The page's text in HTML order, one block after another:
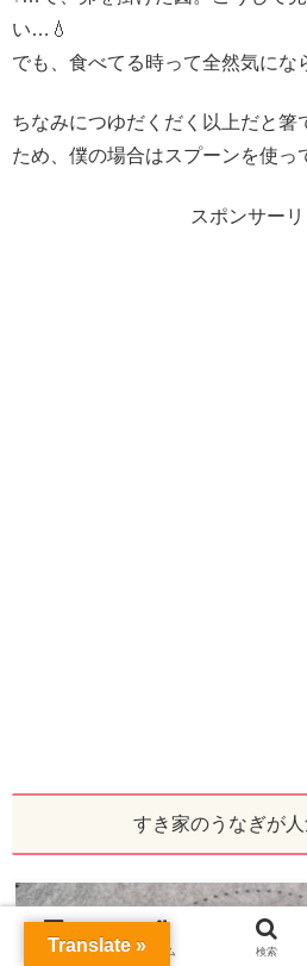
い…💧
でも、食べてる時って全然気にな
ちなみにつゆだくだく以上だと箸
ため、僕の場合はスプーンを使っ
スポンサーリ
すき家のうなぎが
メニュー ホーム 検索
Translate »